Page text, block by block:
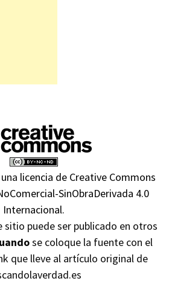
licencia de Creative Commons
SinObraDerivada 4.0
Internacional.
sitio puede ser publicado en otros
se coloque la fuente con el
que lleve al artículo original de